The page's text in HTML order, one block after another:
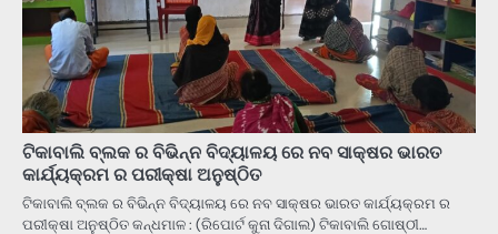
ଟିକାବାଲି ବ୍ଲକ ର ବିଭିନ୍ନ ବିଦ୍ୟାଳୟ ରେ ନବ ସାକ୍ଷର ଭାରତ
କାର୍ଯ୍ୟକ୍ରମ ର ପରୀକ୍ଷା ଅନୁଷ୍ଠିତ
ଟିକାବାଲି ବ୍ଲକ ର ବିଭିନ୍ନ ବିଦ୍ୟାଳୟ ରେ ନବ ସାକ୍ଷର ଭାରତ କାର୍ଯ୍ୟକ୍ରମ ର
ପରୀକ୍ଷା ଅନୁଷ୍ଠିତ କନ୍ଧମାଳ : (ରିପୋର୍ଟ କୁନା ଦିଗାଲ) ଟିକାବାଲି ଗୋଷ୍ଠୀ…